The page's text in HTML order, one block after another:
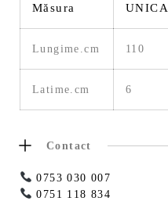
Măsura UNICA
Lungime.cm 110
Latime.cm 6
Contact
0753 030 007
0751 118 834